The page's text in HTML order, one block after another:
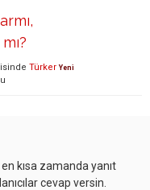
Türker Yeni
kısa zamanda yanıt
cevap versin.